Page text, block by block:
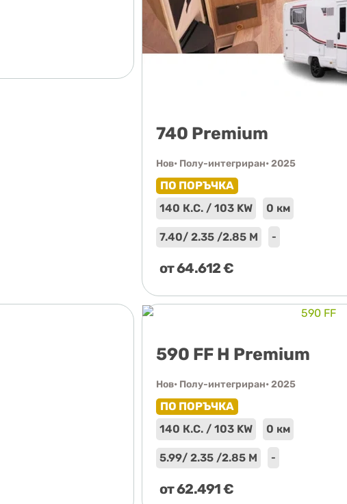
740 Premium
Нов• Полу-интегриран• 2025
ПО ПОРЪЧКА
140 К.С. / 103 KW
0 км
7.40/ 2.35 /2.85 М -
от64.612€
590 FF H Premium
Нов• Полу-интегриран• 2025
ПО ПОРЪЧКА
140 К.С. / 103 KW
0 км
5.99/ 2.35 /2.85 М -
от62.491€